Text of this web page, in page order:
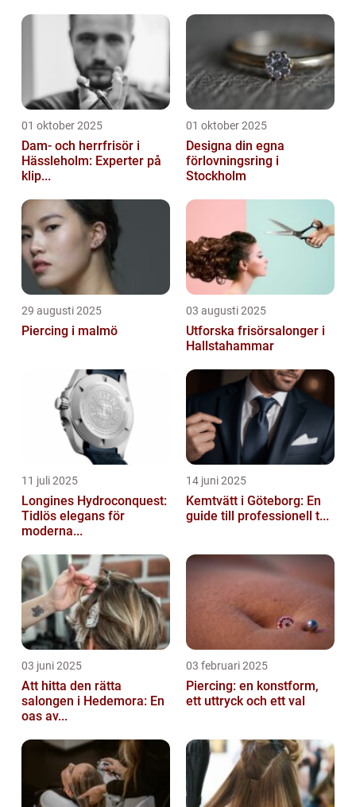
01 oktober 2025
Dam- och herrfrisör i
Hässleholm: Experter på
klip...
01 oktober 2025
Designa din egna
förlovningsring i
Stockholm
29 augusti 2025
Piercing i malmö
03 augusti 2025
Utforska frisörsalonger i
Hallstahammar
11 juli 2025
Longines Hydroconquest:
Tidlös elegans för
moderna...
14 juni 2025
Kemtvätt i Göteborg: En
guide till professionell t...
03 juni 2025
Att hitta den rätta
salongen i Hedemora: En
oas av...
03 februari 2025
Piercing: en konstform,
ett uttryck och ett val